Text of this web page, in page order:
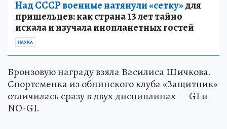
Над СССР военные натянули «сетку»для
пришельцев: как страна 13 лет тайно
искала и изучала инопланетных гостей
НАУКА
Бронзовую награду взяла Василиса Шичкова.
Спортсменка из обнинского клуба «Защитник»
отличилась сразу в двух дисциплинах — GI и
NO-GI.